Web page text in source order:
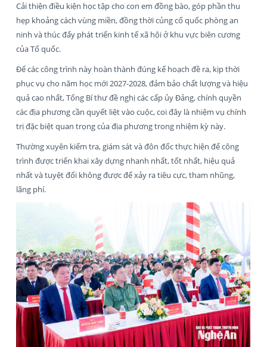
Cải thiện điều kiện học tập cho con em đồng bào, góp phần thu
hẹp khoảng cách vùng miền, đồng thời củng cố quốc phòng an
ninh và thúc đẩy phát triển kinh tế xã hội ở khu vực biên cương
của Tổ quốc.
Để các công trình này hoàn thành đúng kế hoạch đề ra, kịp thời
phục vụ cho năm học mới 2027-2028, đảm bảo chất lượng và hiệu
quả cao nhất, Tổng Bí thư đề nghị các cấp ủy Đảng, chính quyền
các địa phương cần quyết liệt vào cuộc, coi đây là nhiệm vụ chính
trị đặc biệt quan trọng của địa phương trong nhiệm kỳ này.
Thường xuyên kiểm tra, giám sát và đôn đốc thực hiện để công
trình được triển khai xây dựng nhanh nhất, tốt nhất, hiệu quả
nhất và tuyệt đối không được để xảy ra tiêu cực, tham nhũng,
lãng phí.